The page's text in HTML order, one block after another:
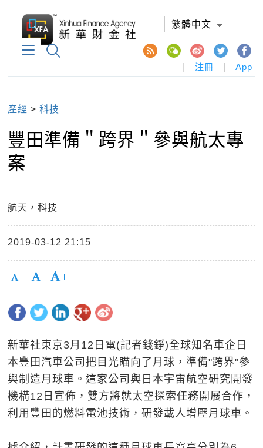
繁體中文
注冊 App
產經 >科技
豐田準備＂跨界＂參與航太專
案
航天，科技
2019-03-12 21:15
新華社東京3月12日電(記者錢錚)全球知名車企日
本豐田汽車公司把目光瞄向了月球，準備"跨界"參
與制造月球車。這家公司與日本宇宙航空研究開發
機構12日宣佈，雙方將就太空探索任務開展合作，
利用豐田的燃料電池技術，研發載人增壓月球車。